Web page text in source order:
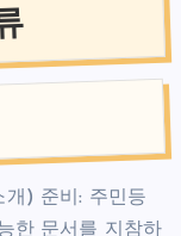
개) 준비: 주민등
한 문서를 지참하